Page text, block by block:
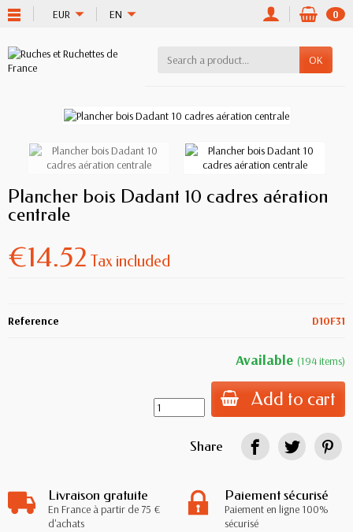
EUR EN 0
OK
Plancher bois Dadant 10 cadres aération
centrale
€14.52 Tax included
Reference D10F31
Available (194 items)
Add to cart
Share
Livraison gratuite
En France à partir de 75 €
d'achats
Paiement sécurisé
Paiement en ligne 100%
sécurisé